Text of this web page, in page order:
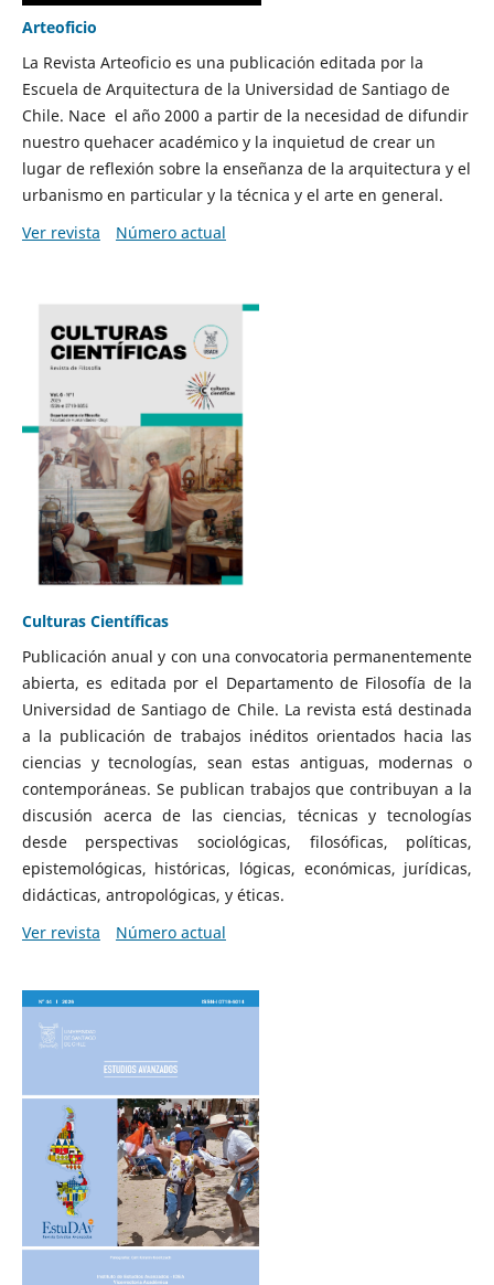
Arteoficio
La Revista Arteoficio es una publicación editada por la
Escuela de Arquitectura de la Universidad de Santiago de
Chile. Nace el año 2000 a partir de la necesidad de difundir
nuestro quehacer académico y la inquietud de crear un
lugar de reflexión sobre la enseñanza de la arquitectura y el
urbanismo en particular y la técnica y el arte en general.
Ver revista
Número actual
Culturas Científicas
Publicación anual y con una convocatoria permanentemente
abierta, es editada por el Departamento de Filosofía de la
Universidad de Santiago de Chile. La revista está destinada
a la publicación de trabajos inéditos orientados hacia las
ciencias y tecnologías, sean estas antiguas, modernas o
contemporáneas. Se publican trabajos que contribuyan a la
discusión acerca de las ciencias, técnicas y tecnologías
desde perspectivas sociológicas, filosóficas, políticas,
epistemológicas, históricas, lógicas, económicas, jurídicas,
didácticas, antropológicas, y éticas.
Ver revista
Número actual